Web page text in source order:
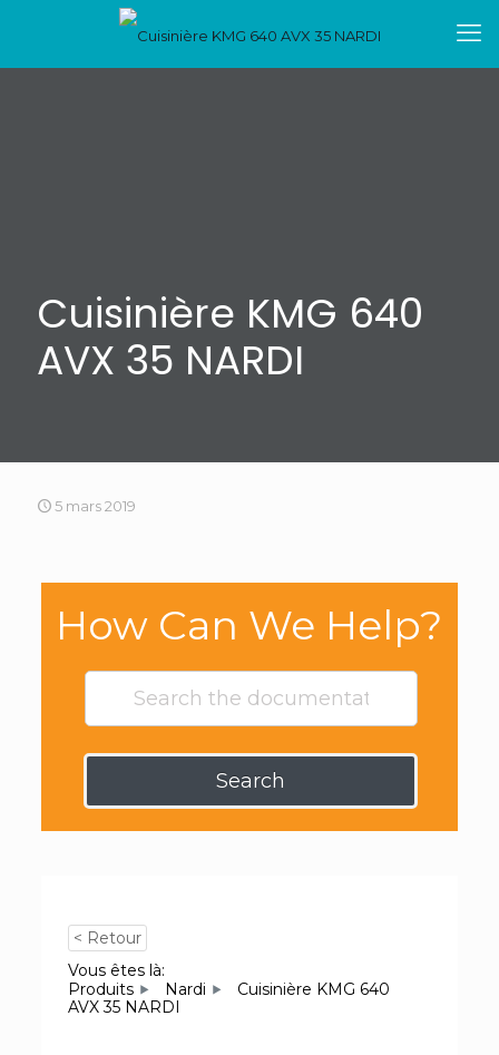
Cuisinière KMG 640
AVX 35 NARDI
5 mars 2019
How Can We Help?
Search
< Retour
Vous êtes là:
Produits
Nardi
Cuisinière KMG 640
AVX 35 NARDI